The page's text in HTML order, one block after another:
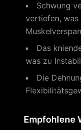
Schwung
vertiefen, was
Das
was zu
Die
Empfohlene